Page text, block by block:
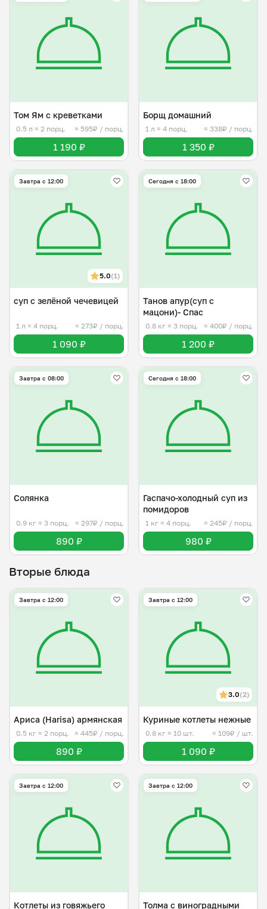
Том Ям с креветками
0.5 л ≈ 2 порц. ≈ 595₽ / порц.
1 190 ₽
Борщ домашний
1 л ≈ 4 порц. ≈ 338₽ / порц.
1 350 ₽
Завтра c 12:00
5.0(1)
суп с зелёной чечевицей
1 л ≈ 4 порц. ≈ 273₽ / порц.
1 090 ₽
Сегодня с 18:00
Танов апур(суп с
мацони)- Спас
0.8 кг ≈ 3 порц. ≈ 400₽ / порц.
1 200 ₽
Завтра c 08:00
Солянка
0.9 кг ≈ 3 порц. ≈ 297₽ / порц.
890 ₽
Сегодня с 18:00
Гаспачо-холодный суп из
помидоров
1 кг ≈ 4 порц. ≈ 245₽ / порц.
980 ₽
Вторые блюда
Завтра c 12:00
Ариса (Harisa) армянская
0.5 кг ≈ 2 порц. ≈ 445₽ / порц.
890 ₽
Завтра c 12:00
3.0(2)
Куриные котлеты нежные
0.8 кг ≈ 10 шт. ≈ 109₽ / шт.
1 090 ₽
Завтра c 12:00
Котлеты из говяжьего
Завтра c 12:00
Толма с виноградными